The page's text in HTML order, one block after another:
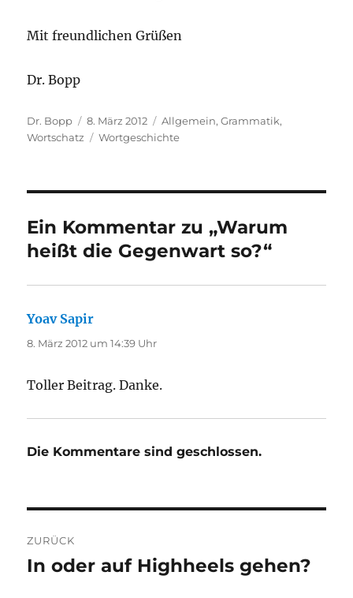
Mit freundlichen Grüßen
Dr. Bopp
Autor
Dr. Bopp
Veröffentlicht
am
8. März 2012 Kategorien
Allgemein,Grammatik,
Wortschatz
Schlagwörter
Wortgeschichte
Ein Kommentar zu „Warum
heißt die Gegenwart so?“
Yoav Sapir
8. März 2012 um 14:39 Uhr
Toller Beitrag. Danke.
Die Kommentare sind geschlossen.
ZURÜCK
Vorheriger
In oder auf Highheels gehen?